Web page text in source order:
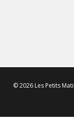
© 2026 Les Petits